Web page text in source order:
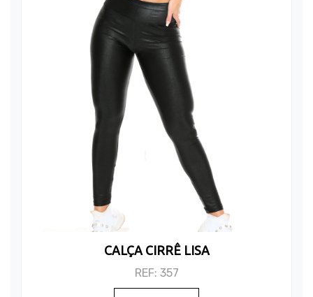
CALÇA CIRRÊ LISA
REF: 357